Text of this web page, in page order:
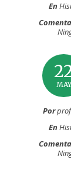
En
MAY
Por
En